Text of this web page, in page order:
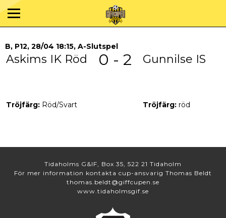
B, P12, 28/04 18:15, A-Slutspel
Askims IK Röd 0 - 2 Gunnilse IS
Tröjfärg: Röd/Svart Tröjfärg: röd
Tidaholms G&IF, Box 35, 522 21 Tidaholm
För mer information kontakta cup-ansvarig Thomas Beldt
thomas.beldt@giffcupen.se
www.tidaholmsgif.se